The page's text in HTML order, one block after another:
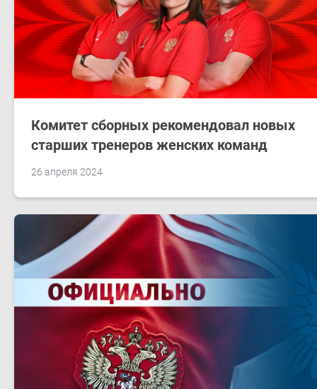
26 апреля 2024
Комитет сборных рекомендовал новых
старших тренеров женских команд